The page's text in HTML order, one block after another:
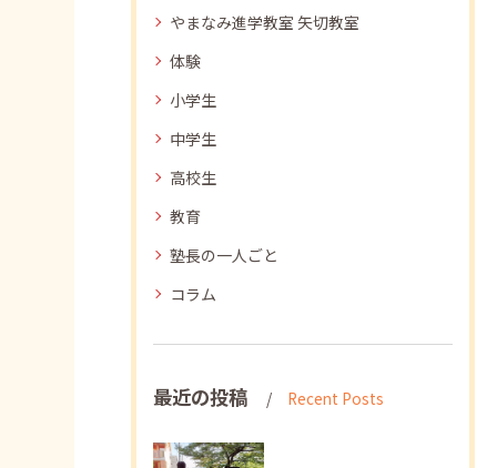
やまなみ進学教室 矢切教室
体験
小学生
中学生
高校生
教育
塾長の一人ごと
コラム
最近の投稿 Recent Posts